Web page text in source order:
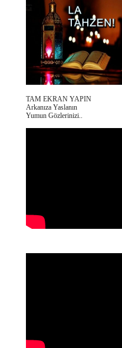
TAM EKRAN YAPIN
Arkanıza Yaslanın
Yumun Gözlerinizi..